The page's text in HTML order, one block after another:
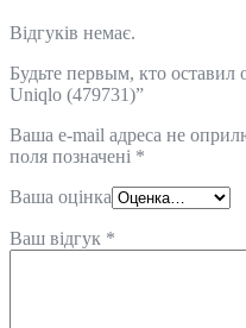
Відгуків немає.
Будьте первым, кто оставил
Uniqlo (479731)”
Ваша e-mail адреса не
поля позначені *
Ваша оцінка
Ваш відгук *